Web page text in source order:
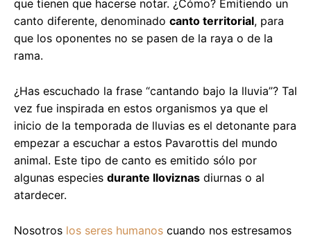
que tienen que hacerse notar. ¿Cómo? Emitiendo un
canto diferente, denominado canto territorial, para
que los oponentes no se pasen de la raya o de la
rama.
¿Has escuchado la frase “cantando bajo la lluvia”? Tal
vez fue inspirada en estos organismos ya que el
inicio de la temporada de lluvias es el detonante para
empezar a escuchar a estos Pavarottis del mundo
animal. Este tipo de canto es emitido sólo por
algunas especies durante lloviznas diurnas o al
atardecer.
Nosotros los seres humanos cuando nos estresamos